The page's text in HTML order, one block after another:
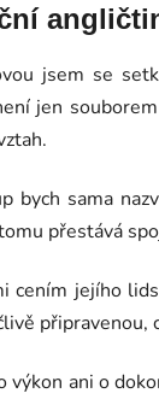
jsem se
jen
bych sama
přestává
cením jejího
výkon ani o